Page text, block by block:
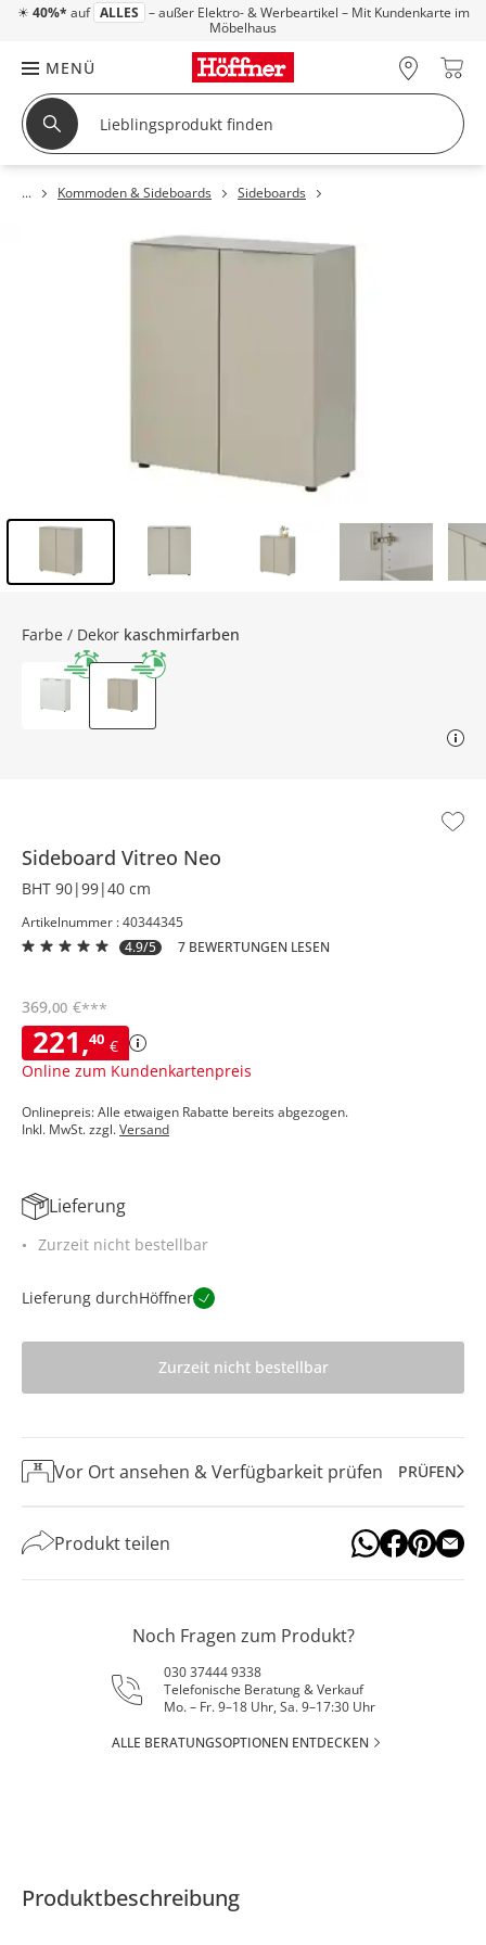
☀ 40%* auf ALLES – außer Elektro- & Werbeartikel – Mit Kundenkarte im
Möbelhaus
MENÜ
Kommoden & Sideboards Sideboards
Sideboard Vitreo Neo
BHT 90|99|40 cm
Artikelnummer : 40344345
4.9/5
7 BEWERTUNGEN LESEN
221,40 €
Online zum Kundenkartenpreis
369,00 €***
Onlinepreis: Alle etwaigen Rabatte bereits abgezogen.
Inkl. MwSt. zzgl.Versand
Farbe / Dekor kaschmirfarben
Lieferung
Zurzeit nicht bestellbar
Lieferung durchHöffner
Zurzeit nicht bestellbar
Vor Ort ansehen & Verfügbarkeit prüfen PRÜFEN
Produkt teilen
Noch Fragen zum Produkt?
030 37444 9338
Telefonische Beratung & Verkauf
Mo. – Fr. 9–18 Uhr, Sa. 9–17:30 Uhr
ALLE BERATUNGSOPTIONEN ENTDECKEN
Produktbeschreibung